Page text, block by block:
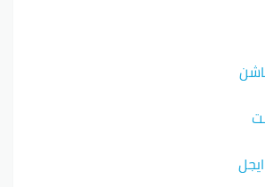
القديمة وحتى لو كانت فيها
على كوكبنا ويسمح لك بشراء
ذات قيمة كبيرة!